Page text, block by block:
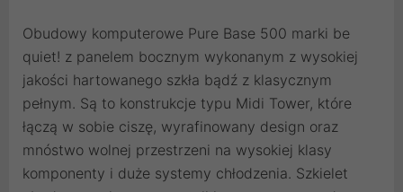
Obudowy komputerowe Pure Base 500 marki be
quiet! z panelem bocznym wykonanym z wysokiej
jakości hartowanego szkła bądź z klasycznym
pełnym. Są to konstrukcje typu Midi Tower, które
łączą w sobie ciszę, wyrafinowany design oraz
mnóstwo wolnej przestrzeni na wysokiej klasy
komponenty i duże systemy chłodzenia. Szkielet